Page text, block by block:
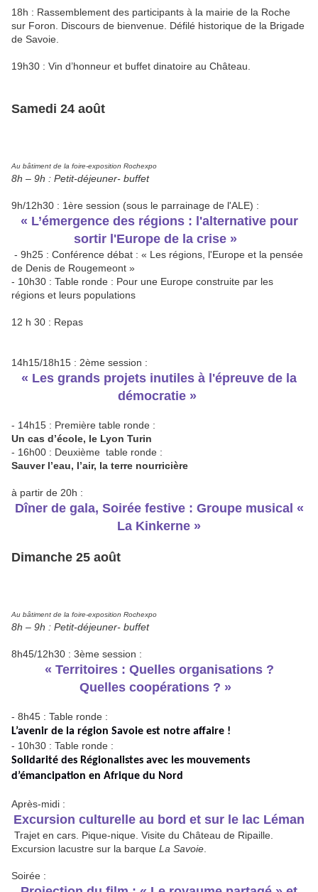
18h : Rassemblement des participants à la mairie de la Roche
sur Foron. Discours de bienvenue. Défilé historique de la Brigade
de Savoie.
19h30 : Vin d’honneur et buffet dinatoire au Château.
Samedi 24 août
Au bâtiment de la foire-exposition Rochexpo
8h – 9h : Petit-déjeuner- buffet
9h/12h30 : 1ère session (sous le parrainage de l'ALE) :
« L’émergence des régions : l'alternative pour
sortir l'Europe de la crise »
- 9h25 : Conférence débat : « Les régions, l'Europe et la pensée
de Denis de Rougemeont »
- 10h30 : Table ronde : Pour une Europe construite par les
régions et leurs populations
12 h 30 : Repas
14h15/18h15 : 2ème session :
« Les grands projets inutiles à l'épreuve de la
démocratie »
- 14h15 : Première table ronde :
Un cas d’école, le Lyon Turin
- 16h00 : Deuxième table ronde :
Sauver l’eau, l’air, la terre nourricière
à partir de 20h :
Dîner de gala, Soirée festive : Groupe musical «
La Kinkerne »
Dimanche 25 août
Au bâtiment de la foire-exposition Rochexpo
8h – 9h : Petit-déjeuner- buffet
8h45/12h30 : 3ème session :
« Territoires : Quelles organisations ?
Quelles coopérations ? »
- 8h45 : Table ronde :
L’avenir de la région Savoie est notre affaire !
- 10h30 : Table ronde :
Solidarité des Régionalistes avec les mouvements
d’émancipation en Afrique du Nord
Après-midi :
Excursion culturelle au bord et sur le lac Léman
Trajet en cars. Pique-nique. Visite du Château de Ripaille.
Excursion lacustre sur la barque La Savoie
Soirée :